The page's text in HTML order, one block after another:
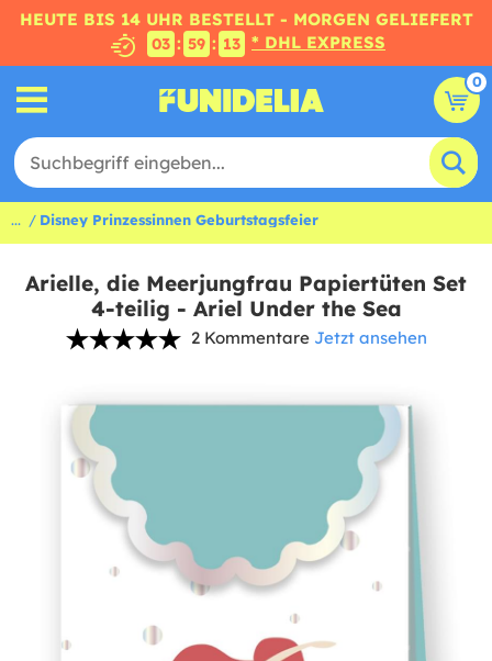
HEUTE BIS 14 UHR BESTELLT - MORGEN GELIEFERT
03 : 59 : 12 * DHL EXPRESS
0
... Disney Prinzessinnen Geburtstagsfeier
Arielle, die Meerjungfrau Papiertüten Set
4-teilig - Ariel Under the Sea
2 Kommentare Jetzt ansehen